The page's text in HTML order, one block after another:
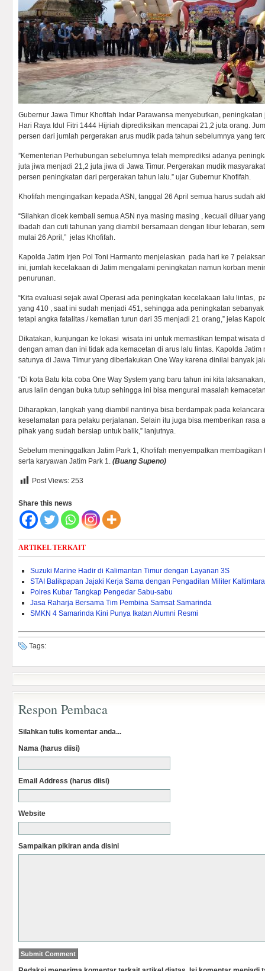
Gubernur Jawa Timur Khofifah Indar Parawansa menyebutkan,
Hari Raya Idul Fitri 1444 Hijriah diprediksikan mencapai 21,2 juta orang.
persen dari jumlah pergerakan arus mudik pada tahun sebelumnya yang
”Kementerian Perhubungan sebelumnya telah memprediksi adanya
juta jiwa menjadi 21,2 juta jiwa di Jawa Timur. Pergerakan mudik
persen peningkatan dari pergerakan tahun lalu.” ujar Gubernur Khofifah.
Khofifah mengingatkan kepada ASN, tanggal 26 April semua harus sudah
“Silahkan dicek kembali semua ASN nya masing masing , kecuali diluar
ibadah dan cuti tahunan yang diambil bersamaan dengan libur lebaran,
mulai 26 April,” jelas Khofifah.
Kapolda Jatim Irjen Pol Toni Harmanto menjelaskan pada hari ke 7
ini, jumlah kecelakaan di Jatim mengalami peningkatan namun korban
penurunan.
“Kita evaluasi sejak awal Operasi ada peningkatan kecelakaan lalu lintas,
yang 410 , saat ini sudah menjadi 451, sehingga ada peningkatan
tetapi angka fatalitas / kematian turun dari 35 menjadi 21 orang,” jelas
Dikatakan, kunjungan ke lokasi wisata ini untuk memastikan tempat wisata
dengan aman dan ini tidak ada kemacetan di arus lalu lintas. Kapolda Jatim
satunya di Jawa Timur yang diberlakukan One Way karena dinilai banyak
“Di kota Batu kita coba One Way System yang baru tahun ini kita
arus lalin dengan buka tutup sehingga ini bisa mengurai masalah
Diharapkan, langkah yang diambil nantinya bisa berdampak pada
keselamatan para pelaku perjalanan. Selain itu juga bisa memberikan rasa
pihak yang sudah bersiap untuk balik,” lanjutnya.
Sebelum meninggalkan Jatim Park 1, Khofifah menyempatkan
serta karyawan Jatim Park 1. (Buang Supeno)
Post Views: 253
Share this news
ARTIKEL TERKAIT
Suzuki Marine Hadir di Kalimantan Timur dengan Layanan 3S
STAI Balikpapan Jajaki Kerja Sama dengan Pengadilan Militer Kaltimtara
Polres Kubar Tangkap Pengedar Sabu-sabu
Jasa Raharja Bersama Tim Pembina Samsat Samarinda
SMKN 4 Samarinda Kini Punya Ikatan Alumni Resmi
Tags:
Respon Pembaca
Silahkan tulis komentar anda...
Nama (harus diisi)
Email Address (harus diisi)
Website
Sampaikan pikiran anda disini